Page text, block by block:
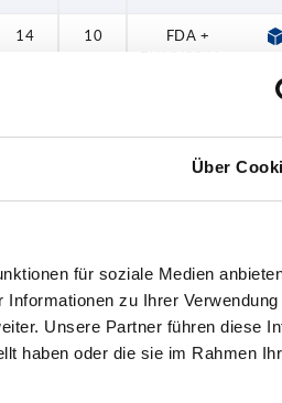
Über
für soziale Medien
zu Ihrer
Unsere Partner führen diese
haben oder die sie im Rahmen
14 10
FDA +
NSF
18 12
FDA +
EU10/2011 +
NSF